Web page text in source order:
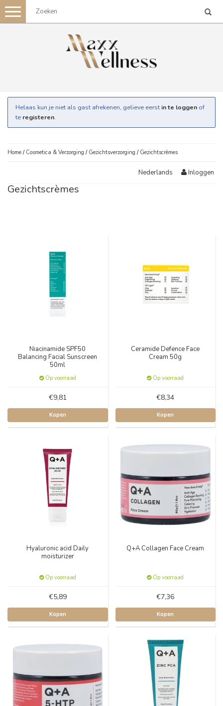
Toggle
navigation
Helaas kun je niet als gast afrekenen, gelieve eerst in te loggen of
te registeren.
Home / Cosmetica & Verzorging / Gezichtsverzorging / Gezichtscrèmes
Nederlands Inloggen
Gezichtscrèmes
Niacinamide SPF50
Balancing Facial Sunscreen
50ml
Op voorraad
€9,81
Kopen
Ceramide Defence Face
Cream 50g
Op voorraad
€8,34
Kopen
Hyaluronic acid Daily
moisturizer
Op voorraad
€5,89
Kopen
Q+A Collagen Face Cream
Op voorraad
€7,36
Kopen